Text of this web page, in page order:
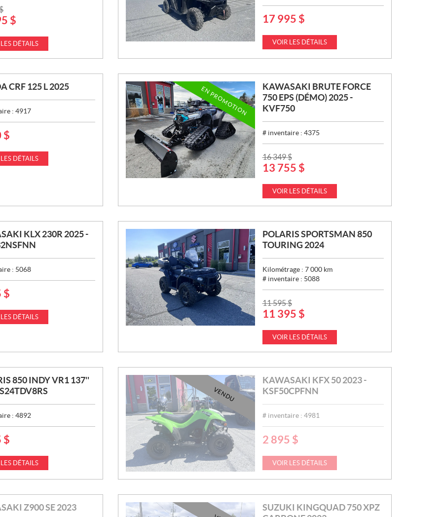
$
DÉTAILS
P
X
:
17 995 $
VOIR LES DÉTAILS
CRF 125 L 2025
: 4917
$
DÉTAILS
EN PROMOTION
KAWASAKI BRUTE FORCE
750 EPS (DÉMO) 2025 -
KVF750
# inventaire : 4375
P
R
16 349$
13 755 $
VOIR LES DÉTAILS
KLX 230R 2025 -
: 5068
$
DÉTAILS
POLARIS SPORTSMAN 850
TOURING 2024
Kilométrage : 7 000 km
# inventaire : 5088
P
R
11 595$
11 395 $
VOIR LES DÉTAILS
850 INDY VR1 137''
: 4892
$
DÉTAILS
VENDU
KAWASAKI KFX 50 2023 -
KSF50CPFNN
# inventaire : 4981
P
X
:
2 895 $
VOIR LES DÉTAILS
Z900 SE 2023
SUZUKI KINGQUAD 750 XPZ